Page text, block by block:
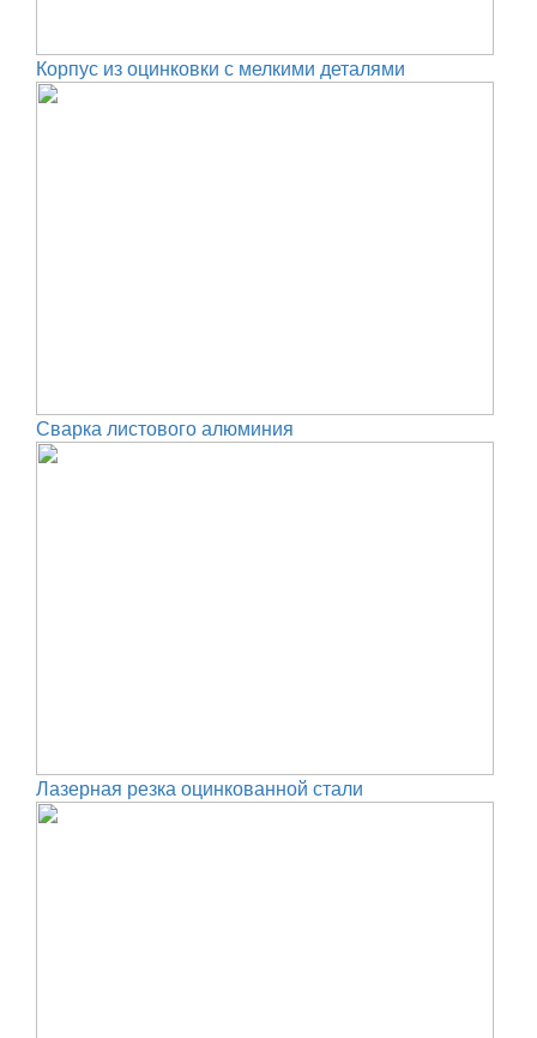
Корпус из оцинковки с мелкими деталями
Сварка листового алюминия
Лазерная резка оцинкованной стали